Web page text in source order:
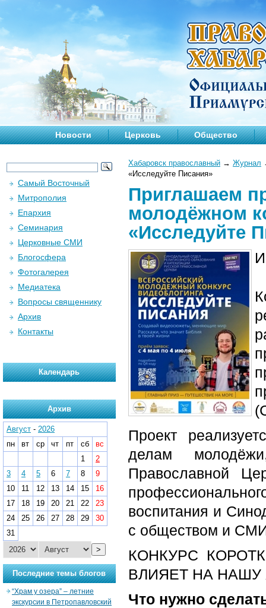
Новости Церковь Общество
Хабаровск православный → Журнал
«Исследуйте Писания»
Приглашаем
молодёжном
«Исследуйте
Проект
делам
Православной
воспитания и
с обществом и
КОНКУРС
ВЛИЯЕТ НА
Что нужно
Самый Восточный
Митрополия
Епархия
Семинария
Церковные СМИ
Блогосфера
Фотогалерея
Медиатека
Вопросы священнику
Архив
Контакты
Календарь
Архив
Август - 2026
пн
вт ср чт пт сб
вс
1
2
3
4 5 6 7 8
9
10
11 12 13 14 15
16
17
18 19 20 21 22
23
24
25 26 27 28 29
30
31
>
Последние темы блогов
“Храм у озера” – летние
экскурсии в Петропавловский